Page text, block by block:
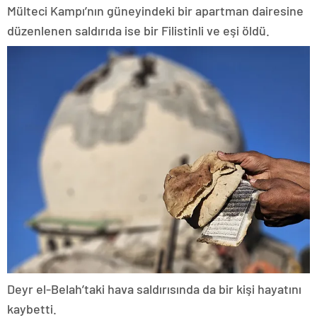
Mülteci Kampı’nın güneyindeki bir apartman dairesine
düzenlenen saldırıda ise bir Filistinli ve eşi öldü.
Deyr el-Belah’taki hava saldırısında da bir kişi hayatını
kaybetti.